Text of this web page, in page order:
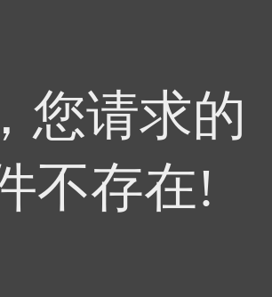
您请求的
不存在!